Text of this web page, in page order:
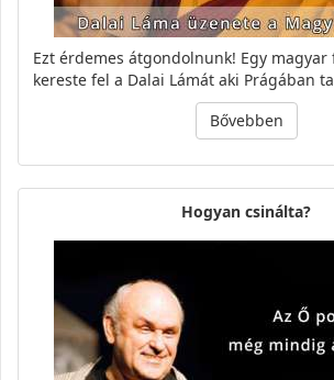
Ezt érdemes átgondolnunk! Egy
kereste fel a Dalai Lámát aki Prágában
Bővebben
Hogyan csinálta?